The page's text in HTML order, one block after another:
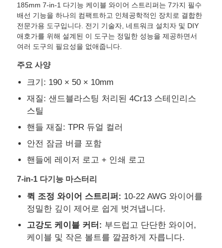
185mm 7-in-1 다기능 케이블 와이어 스트리퍼는 7가지 필수
배선 기능을 하나의 컴팩트하고 인체공학적인 장치로 결합한
전문가용 도구입니다. 전기 기술자, 네트워크 설치자 및 DIY
애호가를 위해 설계된 이 도구는 정밀한 성능을 제공하면서
여러 도구의 필요성을 없애줍니다.
주요 사양
크기: 190 × 50 × 10mm
재질: 샌드블라스팅 처리된 4Cr13 스테인리스
스틸
핸들 재질: TPR 듀얼 컬러
안전 잠금 버클 포함
핸들에 레이저 로고 + 인쇄 로고
7-in-1 다기능 마스터리
퀵 조정 와이어 스트리퍼: 10-22 AWG 와이어를
정밀한 깊이 제어로 쉽게 벗겨냅니다.
고강도 케이블 커터: 부드럽고 단단한 와이어,
케이블 및 작은 볼트를 깔끔하게 자릅니다.